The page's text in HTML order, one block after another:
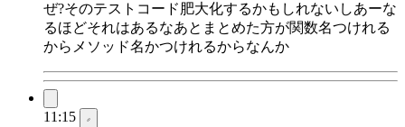
ぜ?そのテストコード肥大化するかもしれないしあーな
るほどそれはあるなあとまとめた方が関数名つけれる
からメソッド名かつけれるからなんか
11:15